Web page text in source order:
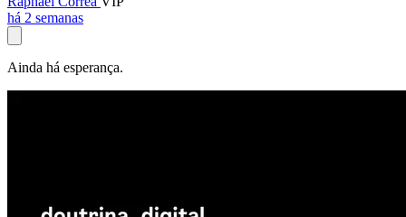
há 2 semanas
Ainda há esperança.